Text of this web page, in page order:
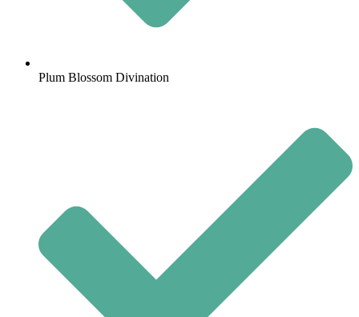
Plum Blossom Divination